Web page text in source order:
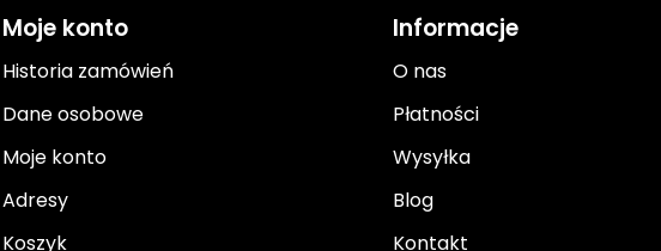
Moje konto
Historia zamówień
Dane osobowe
Moje konto
Adresy
Koszyk
Informacje
O nas
Płatności
Wysyłka
Blog
Kontakt